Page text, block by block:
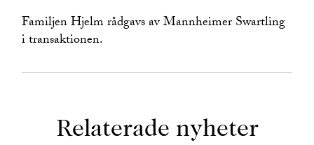
Familjen Hjelm rådgavs av Mannheimer Swartling
i transaktionen.
Relaterade nyheter